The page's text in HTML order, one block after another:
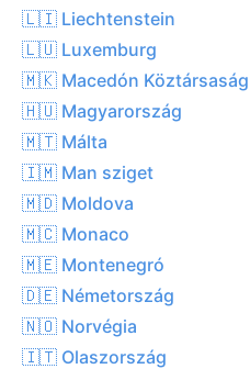
🇱🇮 Liechtenstein
🇱🇺 Luxemburg
🇲🇰 Macedón Köztársaság
🇭🇺 Magyarország
🇲🇹 Málta
🇮🇲 Man sziget
🇲🇩 Moldova
🇲🇨 Monaco
🇲🇪 Montenegró
🇩🇪 Németország
🇳🇴 Norvégia
🇮🇹 Olaszország